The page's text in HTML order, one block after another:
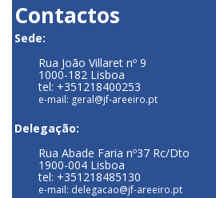
Contactos
Sede:
Rua João Villaret nº 9
1000-182 Lisboa
tel: +351218400253
e-mail: geral@jf-areeiro.pt
Delegação:
Rua Abade Faria nº37 Rc/Dto
1900-004 Lisboa
tel: +351218485130
e-mail: delegacao@jf-areeiro.pt